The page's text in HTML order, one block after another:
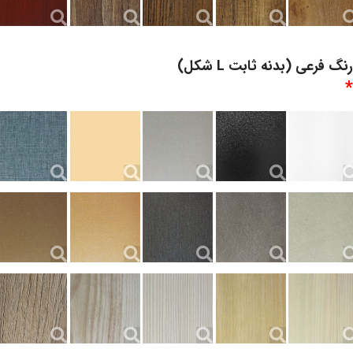
رنگ فرعی (بدنه ثابت L شکل)
*